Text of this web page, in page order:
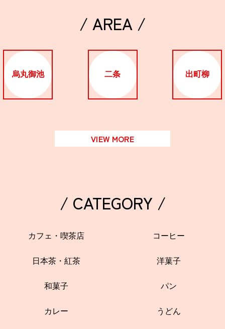
/ AREA /
烏丸御池 二条 出町柳
VIEW MORE
/ CATEGORY /
カフェ・喫茶店 コーヒー
日本茶・紅茶 洋菓子
和菓子 パン
カレー うどん